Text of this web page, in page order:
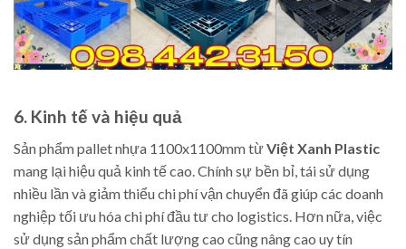
6. Kinh tế và hiệu quả
Sản phẩm pallet nhựa 1100x1100mm từViệt Xanh Plastic
mang lại hiệu quả kinh tế cao. Chính sự bền bỉ, tái sử dụng
nhiều lần và giảm thiểu chi phí vận chuyển đã giúp các doanh
nghiệp tối ưu hóa chi phí đầu tư cho logistics. Hơn nữa, việc
sử dụng sản phẩm chất lượng cao cũng nâng cao uy tín